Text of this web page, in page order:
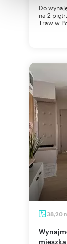
korzystania z
Do
na 2
Traw w
38,20
Wynajmę nowoczesne 2-pokojowe